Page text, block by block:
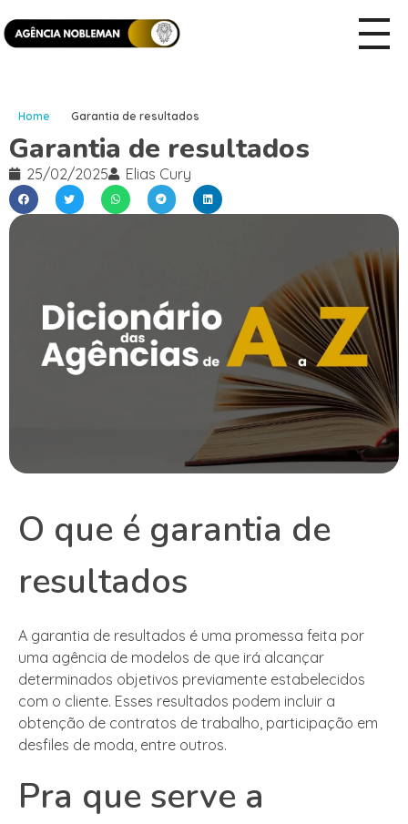
Home Garantia de resultados
Garantia de resultados
25/02/2025 Elias Cury
O que é garantia de
resultados
A garantia de resultados é uma promessa feita por
uma agência de modelos de que irá alcançar
determinados objetivos previamente estabelecidos
com o cliente. Esses resultados podem incluir a
obtenção de contratos de trabalho, participação em
desfiles de moda, entre outros.
Pra que serve a